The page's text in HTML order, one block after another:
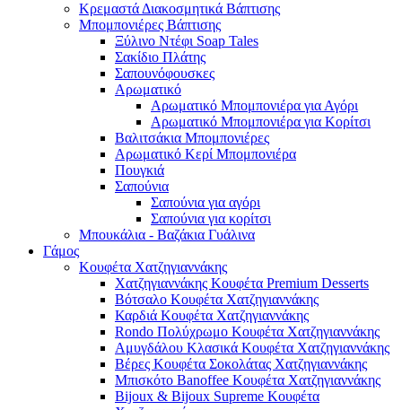
Κρεμαστά Διακοσμητικά Βάπτισης
Μπομπονιέρες Βάπτισης
Ξύλινο Ντέφι Soap Tales
Σακίδιο Πλάτης
Σαπουνόφουσκες
Αρωματικό
Αρωματικό Μπομπονιέρα για Αγόρι
Αρωματικό Μπομπονιέρα για Κορίτσι
Βαλιτσάκια Μπομπονιέρες
Αρωματικό Κερί Μπομπονιέρα
Πουγκιά
Σαπούνια
Σαπούνια για αγόρι
Σαπούνια για κορίτσι
Μπουκάλια - Βαζάκια Γυάλινα
Γάμος
Κουφέτα Χατζηγιαννάκης
Χατζηγιαννάκης Κουφέτα Premium Desserts
Βότσαλο Κουφέτα Χατζηγιαννάκης
Καρδιά Κουφέτα Χατζηγιαννάκης
Rondo Πολύχρωμο Κουφέτα Χατζηγιαννάκης
Αμυγδάλου Κλασικά Κουφέτα Χατζηγιαννάκης
Βέρες Κουφέτα Σοκολάτας Χατζηγιαννάκης
Μπισκότο Banoffee Κουφέτα Χατζηγιαννάκης
Bijoux & Bijoux Supreme Κουφέτα